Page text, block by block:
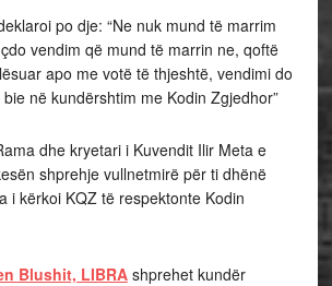
po dje: “Ne nuk mund të marrim
vendim që mund të marrin ne, qoftë
apo me votë të thjeshtë, vendimi do
në kundërshtim me Kodin Zgjedhor”
dhe kryetari i Kuvendit Ilir Meta e
shprehje vullnetmirë për ti dhënë
i kërkoi KQZ të respektonte Kodin
Blushit, LIBRAshprehet kundër